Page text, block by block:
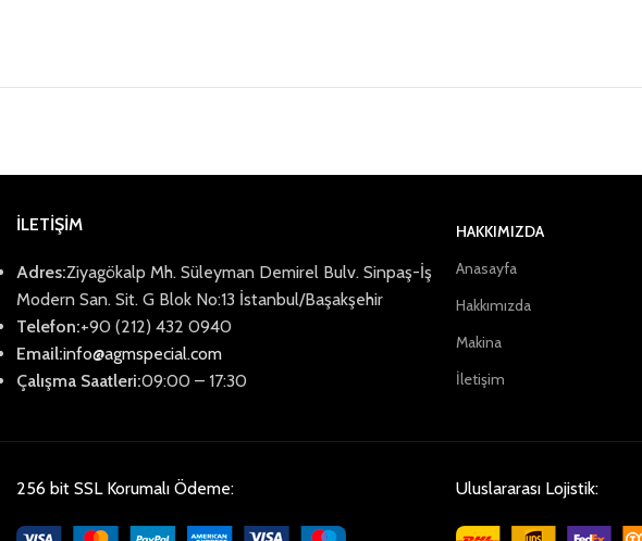
İLETİŞİM
Adres:Ziyagökalp Mh. Süleyman Demirel Bulv. Sinpaş-İş
Modern San. Sit. G Blok No:13 İstanbul/Başakşehir
Telefon:+90 (212) 432 0940
Email:info@agmspecial.com
Çalışma Saatleri:09:00 – 17:30
HAKKIMIZDA
Anasayfa
Hakkımızda
Makina
İletişim
256 bit SSL Korumalı Ödeme: Uluslararası Lojistik: